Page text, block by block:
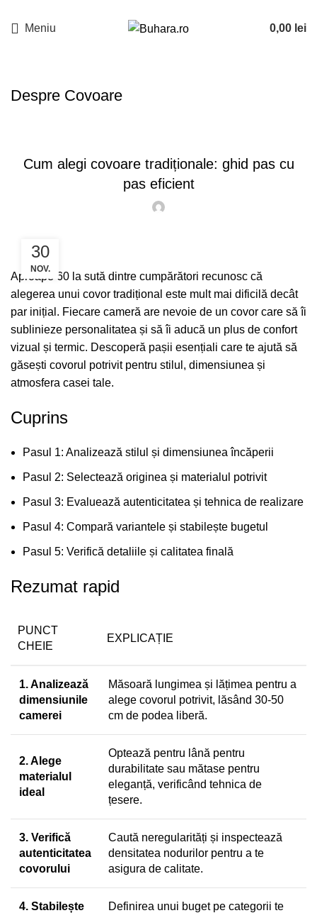
Meniu 0,00 lei
Despre Covoare
Cum alegi covoare tradiționale: ghid pas cu
pas eficient
30
NOV.
Aproape 60 la sută dintre cumpărători recunosc că
alegerea unui covor tradițional este mult mai dificilă decât
par inițial. Fiecare cameră are nevoie de un covor care să îi
sublinieze personalitatea și să îi aducă un plus de confort
vizual și termic. Descoperă pașii esențiali care te ajută să
găsești covorul potrivit pentru stilul, dimensiunea și
atmosfera casei tale.
Cuprins
Pasul 1: Analizează stilul și dimensiunea încăperii
Pasul 2: Selectează originea și materialul potrivit
Pasul 3: Evaluează autenticitatea și tehnica de realizare
Pasul 4: Compară variantele și stabilește bugetul
Pasul 5: Verifică detaliile și calitatea finală
Rezumat rapid
PUNCT
CHEIE
EXPLICAȚIE
1. Analizează
dimensiunile
camerei
Măsoară lungimea și lățimea pentru a
alege covorul potrivit, lăsând 30-50
cm de podea liberă.
2. Alege
materialul
ideal
Optează pentru lână pentru
durabilitate sau mătase pentru
eleganță, verificând tehnica de
țesere.
3. Verifică
autenticitatea
covorului
Caută neregularități și inspectează
densitatea nodurilor pentru a te
asigura de calitate.
4. Stabilește
Definirea unui buget pe categorii te